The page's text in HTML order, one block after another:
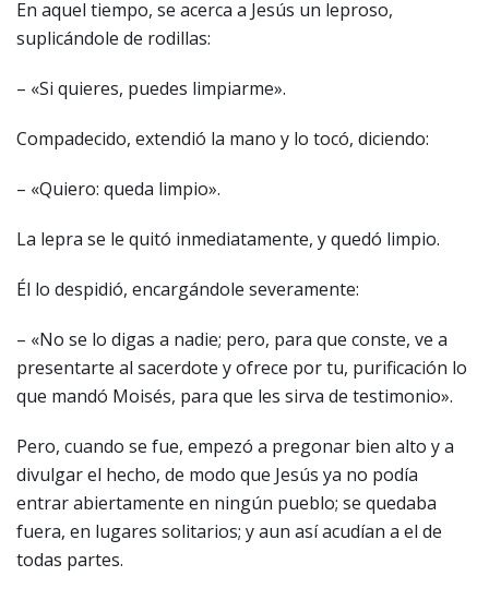
En aquel tiempo, se acerca a Jesús un leproso,
suplicándole de rodillas:
– «Si quieres, puedes limpiarme».
Compadecido, extendió la mano y lo tocó, diciendo:
– «Quiero: queda limpio».
La lepra se le quitó inmediatamente, y quedó limpio.
Él lo despidió, encargándole severamente:
– «No se lo digas a nadie; pero, para que conste, ve a
presentarte al sacerdote y ofrece por tu, purificación lo
que mandó Moisés, para que les sirva de testimonio».
Pero, cuando se fue, empezó a pregonar bien alto y a
divulgar el hecho, de modo que Jesús ya no podía
entrar abiertamente en ningún pueblo; se quedaba
fuera, en lugares solitarios; y aun así acudían a el de
todas partes.